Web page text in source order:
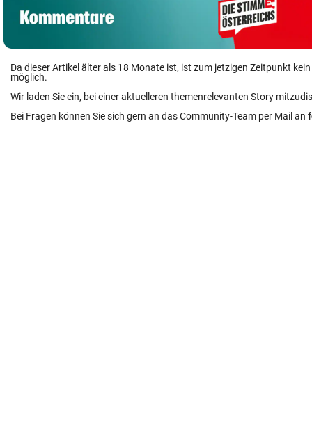
Da dieser Artikel älter als 18 Monate ist, ist zum jetzigen Zeitpunkt
möglich.
Wir laden Sie ein, bei einer aktuelleren themenrelevanten Story
Bei Fragen können Sie sich gern an das Community-Team per Mail an